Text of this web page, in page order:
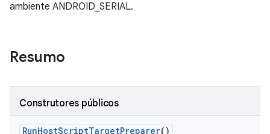
ambiente ANDROID_SERIAL.
Resumo
Construtores públicos
RunHostScriptTargetPreparer()